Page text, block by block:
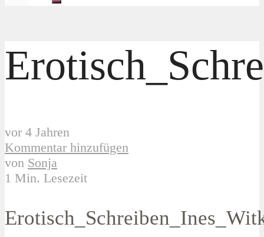
vor 4 Jahren
Kommentar hinzufügen
von Sonja
1 Min. Lesezeit